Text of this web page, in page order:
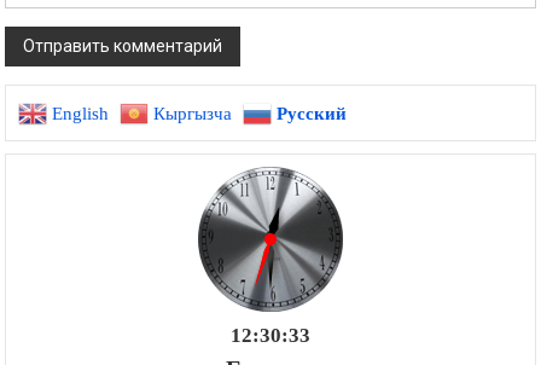
English Кыргызча Русский
12:30:34